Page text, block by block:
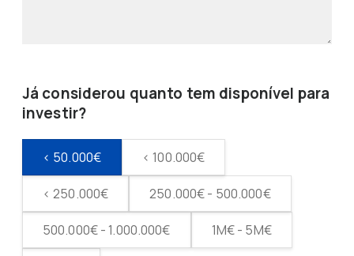
Já considerou quanto tem disponível para
investir?
< 50.000€ < 100.000€
< 250.000€ 250.000€ - 500.000€
500.000€ - 1.000.000€ 1M€ - 5M€